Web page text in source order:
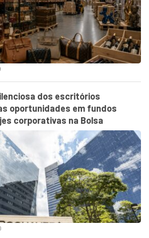
dos escritórios
oportunidades em fundos
corporativas na Bolsa